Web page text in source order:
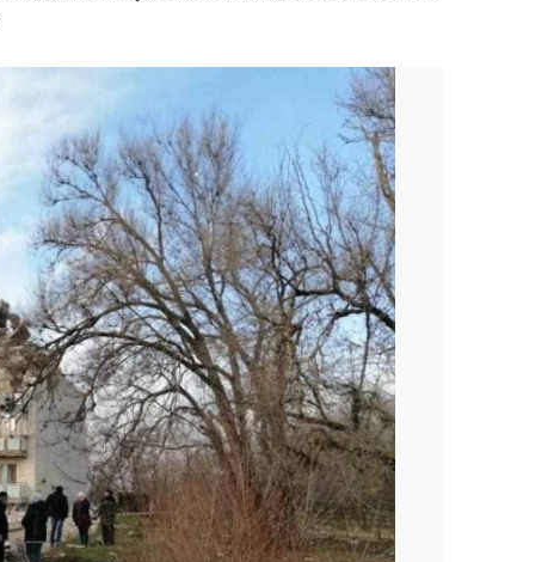
Наступний слайд